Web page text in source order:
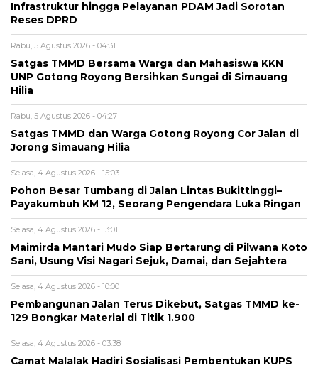
Infrastruktur hingga Pelayanan PDAM Jadi Sorotan
Reses DPRD
Rabu, 5 Agustus 2026 - 04:31
Satgas TMMD Bersama Warga dan Mahasiswa KKN
UNP Gotong Royong Bersihkan Sungai di Simauang
Hilia
Rabu, 5 Agustus 2026 - 04:27
Satgas TMMD dan Warga Gotong Royong Cor Jalan di
Jorong Simauang Hilia
Selasa, 4 Agustus 2026 - 15:03
Pohon Besar Tumbang di Jalan Lintas Bukittinggi–
Payakumbuh KM 12, Seorang Pengendara Luka Ringan
Selasa, 4 Agustus 2026 - 13:01
Maimirda Mantari Mudo Siap Bertarung di Pilwana Koto
Sani, Usung Visi Nagari Sejuk, Damai, dan Sejahtera
Selasa, 4 Agustus 2026 - 10:00
Pembangunan Jalan Terus Dikebut, Satgas TMMD ke-
129 Bongkar Material di Titik 1.900
Selasa, 4 Agustus 2026 - 03:38
Camat Malalak Hadiri Sosialisasi Pembentukan KUPS